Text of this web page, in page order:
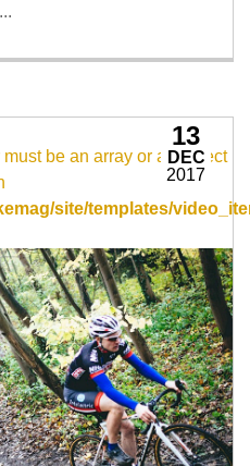
be an array or an object
site/templates/
13
DEC
2017